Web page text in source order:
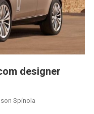
designer
Spínola